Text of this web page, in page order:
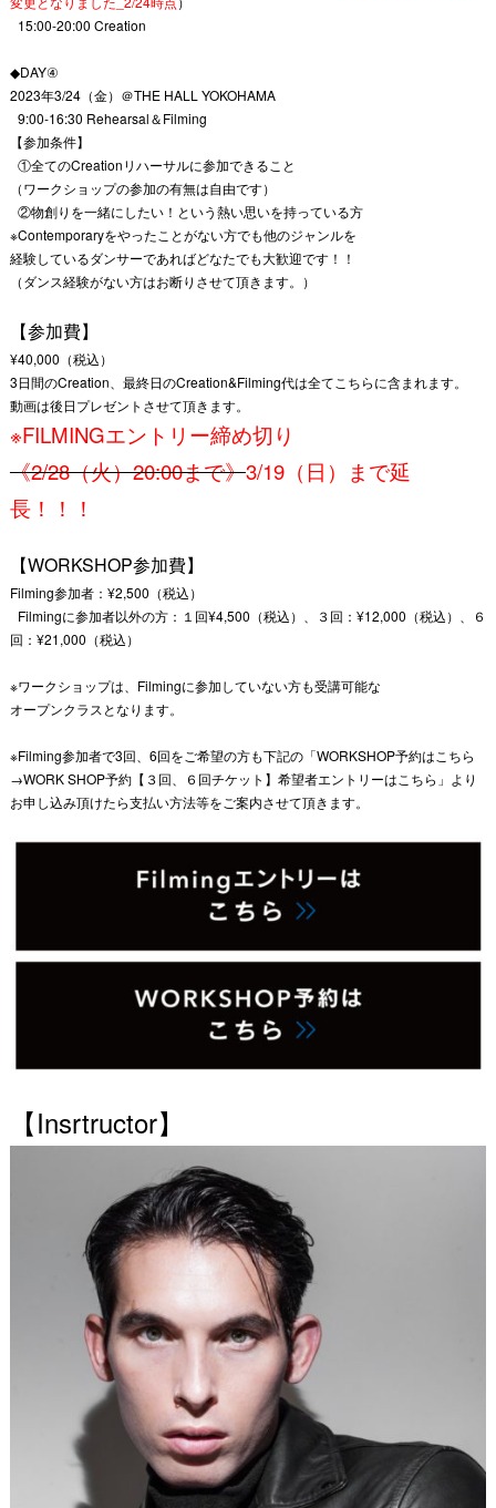
15:00-20:00 Creation
◆DAY④
2023年3/24（金）＠THE HALL YOKOHAMA
9:00-16:30 Rehearsal＆Filming
【参加条件】
①全てのCreationリハーサルに参加できること
（ワークショップの参加の有無は自由です）
②物創りを一緒にしたい！という熱い思いを持っている方
※Contemporaryをやったことがない方でも他のジャンルを
経験しているダンサーであればどなたでも大歓迎です！！
（ダンス経験がない方はお断りさせて頂きます。）
【参加費】
¥40,000（税込）
3日間のCreation、最終日のCreation&Filming代は全てこちらに含まれます。
動画は後日プレゼントさせて頂きます。
※FILMINGエントリー締め切り
《2/28（火）20:00まで》3/19（日）まで延
長！！！
【WORKSHOP参加費】
Filming参加者：¥2,500（税込）
Filmingに参加者以外の方：１回¥4,500（税込）、３回：¥12,000（税込）、６
回：¥21,000（税込）
※ワークショップは、Filmingに参加していない方も受講可能な
オープンクラスとなります。
※Filming参加者で3回、6回をご希望の方も下記の「WORKSHOP予約はこちら
→WORK SHOP予約【３回、６回チケット】希望者エントリーはこちら」より
お申し込み頂けたら支払い方法等をご案内させて頂きます。
【Insrtructor】